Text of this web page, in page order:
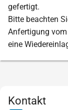
gefertigt.
Bitte beachten
Anfertigung
eine
Kontakt